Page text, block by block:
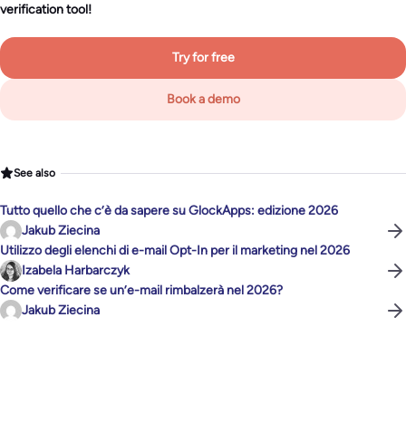
verification tool!
Try for free
Book a demo
See also
Tutto quello che c’è da sapere su GlockApps: edizione 2026
Jakub Ziecina
Utilizzo degli elenchi di e-mail Opt-In per il marketing nel 2026
Izabela Harbarczyk
Come verificare se un’e-mail rimbalzerà nel 2026?
Jakub Ziecina